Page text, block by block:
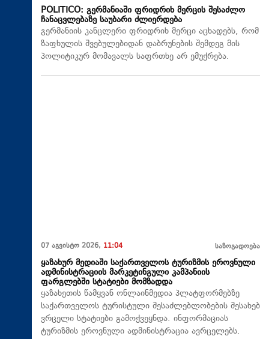
POLITICO: გერმანიაში ფრიდრიხ მერცის შესაძლო
ჩანაცვლებაზე საუბარი ძლიერდება
გერმანიის კანცლერი ფრიდრიხ მერცი აცხადებს, რომ
ზაფხულის შვებულებიდან დაბრუნების შემდეგ მის
პოლიტიკურ მომავალს საფრთხე არ ემუქრება.
07 აგვისტო 2026, 11:04 საზოგადოება
ყაზახურ მედიაში საქართველოს ტურიზმის ეროვნული
ადმინისტრაციის მარკეტინგული კამპანიის
ფარგლებში სტატიები მომზადდა
ყაზახეთის წამყვან ონლაინმედია პლატფორმებზე
საქართველოს ტურისტული შესაძლებლობების შესახებ
ვრცელი სტატიები გამოქვეყნდა. ინფორმაციას
ტურიზმის ეროვნული ადმინისტრაცია ავრცელებს.